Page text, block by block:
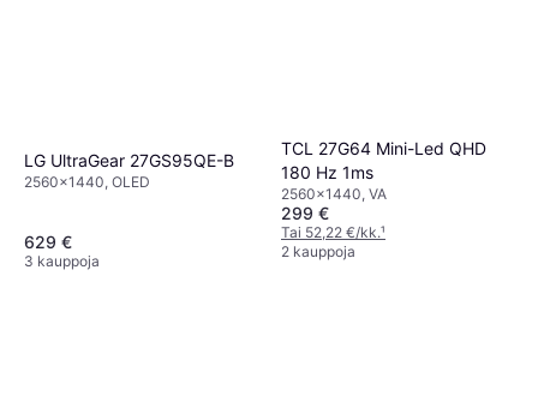
LG UltraGear 27GS95QE-B
2560x1440, OLED
629 €
3 kauppoja
TCL 27G64 Mini-Led QHD
180 Hz 1ms
2560x1440, VA
299 €
Tai 52,22 €/kk.¹
2 kauppoja